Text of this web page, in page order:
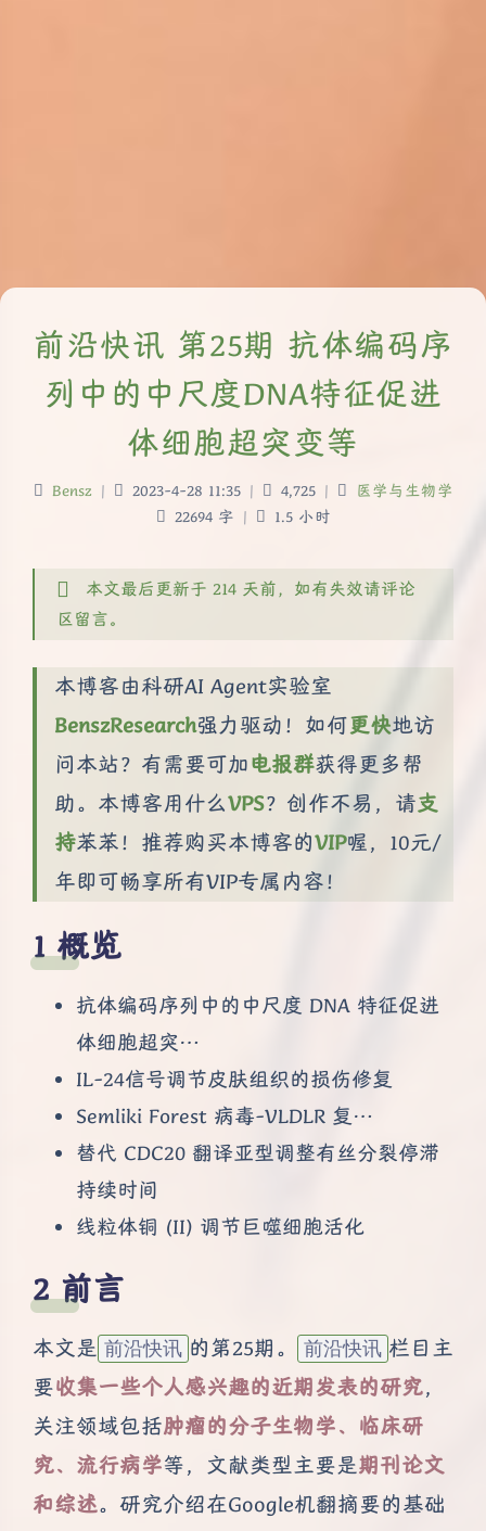
前沿快讯 第25期 抗体编码序
列中的中尺度DNA特征促进
体细胞超突变等
Bensz | 2023-4-28 11:35 | 4,725 |
医学与生物学
22694 字 | 1.5 小时
本文最后更新于 214 天前，如有失效请评论
区留言。
本博客由科研AI Agent实验室
BenszResearch强力驱动！如何更快地访
问本站？有需要可加电报群获得更多帮
助。本博客用什么VPS？创作不易，请支
持苯苯！推荐购买本博客的VIP喔，10元/
年即可畅享所有VIP专属内容！
概览
抗体编码序列中的中尺度 DNA 特征促进
体细胞超突…
IL-24信号调节皮肤组织的损伤修复
Semliki Forest 病毒-VLDLR 复…
替代 CDC20 翻译亚型调整有丝分裂停滞
持续时间
线粒体铜 (II) 调节巨噬细胞活化
前言
本文是 前沿快讯 的第25期。 前沿快讯 栏目主
要收集一些个人感兴趣的近期发表的研究，
关注领域包括肿瘤的分子生物学、临床研
究、流行病学等，文献类型主要是期刊论文
和综述。研究介绍在Google机翻摘要的基础